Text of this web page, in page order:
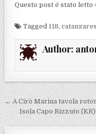
Questo post é stato letto
Tagged 118,
Author:
Navigazione
← A Cirò Marina tavola
Isola Capo Rizzuto